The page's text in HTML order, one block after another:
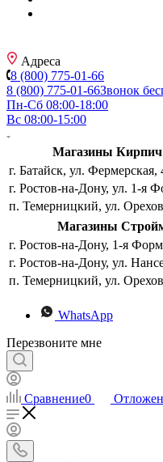
Адреса
8 (800) 775-01-66
8 (800) 775-01-66Звонок
Пн-Сб 08:00-18:00
Вс 08:00-15:00
Магазины
г. Батайск, ул. Фермерская,
г. Ростов-на-Дону, ул. 1-я
п. Темерницкий, ул.
Магазины
г. Ростов-на-Дону, 1-я
г. Ростов-на-Дону, ул.
п. Темерницкий, ул.
WhatsApp
Перезвоните мне
Сравнение0